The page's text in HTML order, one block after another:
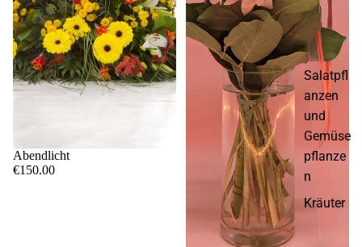
Salatpfl
anzen
und
Gemüse
pflanze
n
Kräuter
Abendlicht
€150.00